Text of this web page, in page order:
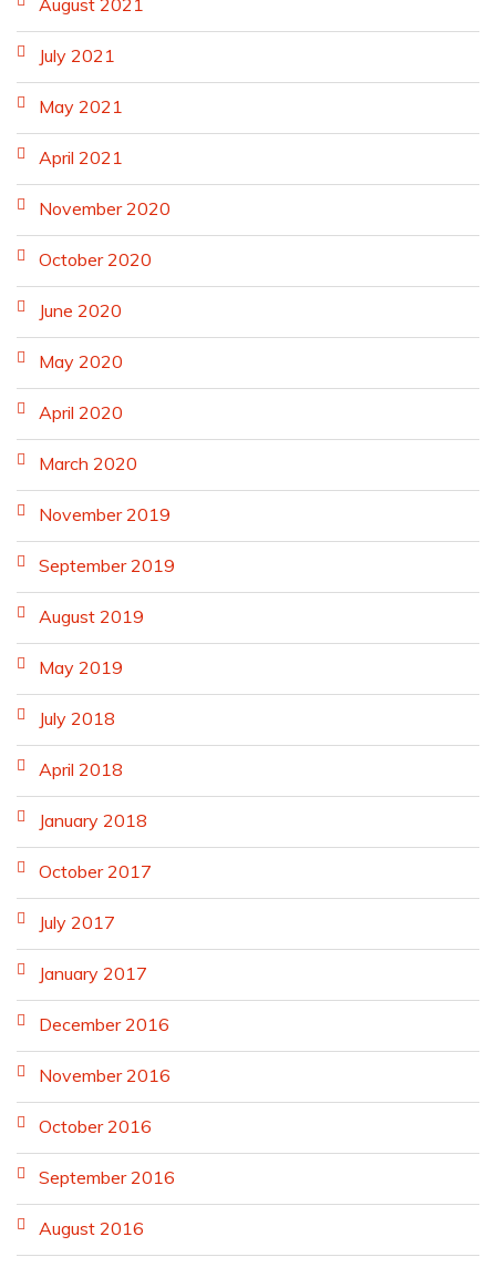
August 2021
July 2021
May 2021
April 2021
November 2020
October 2020
June 2020
May 2020
April 2020
March 2020
November 2019
September 2019
August 2019
May 2019
July 2018
April 2018
January 2018
October 2017
July 2017
January 2017
December 2016
November 2016
October 2016
September 2016
August 2016